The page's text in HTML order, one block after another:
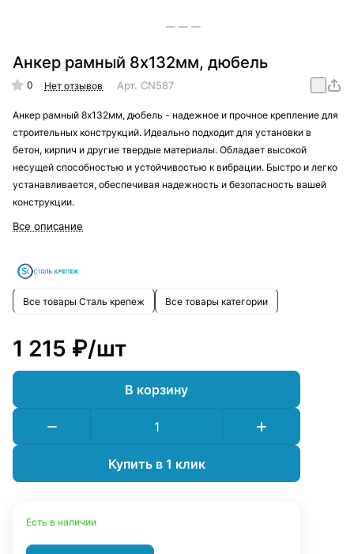
Анкер рамный 8х132мм, дюбель
0 Нет отзывов Арт. CN587
Анкер рамный 8х132мм, дюбель - надежное и прочное крепление для
строительных конструкций. Идеально подходит для установки в
бетон, кирпич и другие твердые материалы. Обладает высокой
несущей способностью и устойчивостью к вибрации. Быстро и легко
устанавливается, обеспечивая надежность и безопасность вашей
конструкции.
Все описание
Все товары Сталь крепеж Все товары категории
1 215 ₽/шт
В корзину
Купить в 1 клик
Есть в наличии